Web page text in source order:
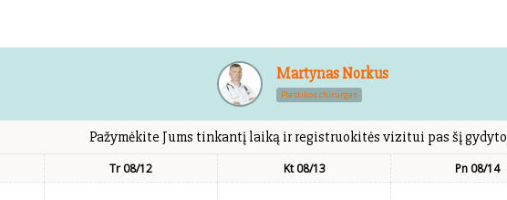
Martynas Norkus
Plastikos chirurgas
Pažymėkite Jums tinkantį laiką ir registruokitės vizitui pas šį
Tr 08/12 Kt 08/13 Pn 08/14